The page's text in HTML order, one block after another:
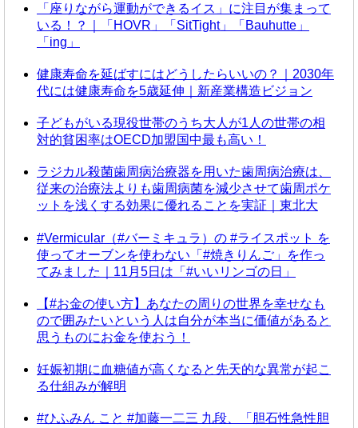
「座りながら運動ができるイス」に注目が集まって
いる！？｜「HOVR」「SitTight」「Bauhutte」
「ing」
健康寿命を延ばすにはどうしたらいいの？｜2030年
代には健康寿命を5歳延伸｜新産業構造ビジョン
子どもがいる現役世帯のうち大人が1人の世帯の相
対的貧困率はOECD加盟国中最も高い！
ラジカル殺菌歯周病治療器を用いた歯周病治療は、
従来の治療法よりも歯周病菌を減少させて歯周ポケ
ットを浅くする効果に優れることを実証｜東北大
#Vermicular（#バーミキュラ）の #ライスポット を
使ってオーブンを使わない「#焼きりんご」を作っ
てみました｜11月5日は「#いいリンゴの日」
【#お金の使い方】あなたの周りの世界を幸せなも
ので囲みたいという人は自分が本当に価値があると
思うものにお金を使おう！
妊娠初期に血糖値が高くなると先天的な異常が起こ
る仕組みが解明
#ひふみん こと #加藤一二三 九段、「胆石性急性胆